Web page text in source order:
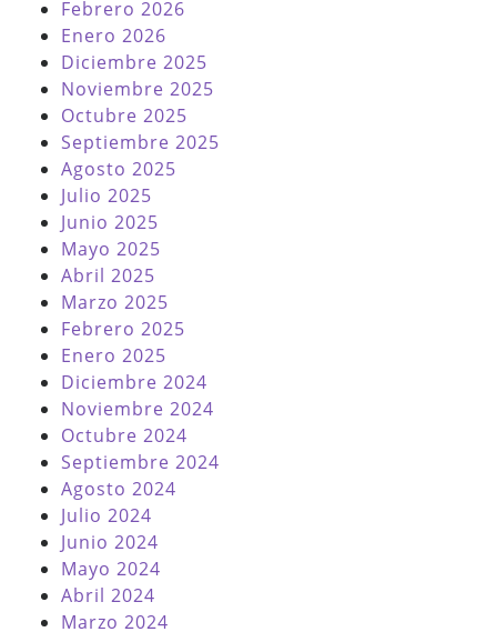
Febrero 2026
Enero 2026
Diciembre 2025
Noviembre 2025
Octubre 2025
Septiembre 2025
Agosto 2025
Julio 2025
Junio 2025
Mayo 2025
Abril 2025
Marzo 2025
Febrero 2025
Enero 2025
Diciembre 2024
Noviembre 2024
Octubre 2024
Septiembre 2024
Agosto 2024
Julio 2024
Junio 2024
Mayo 2024
Abril 2024
Marzo 2024